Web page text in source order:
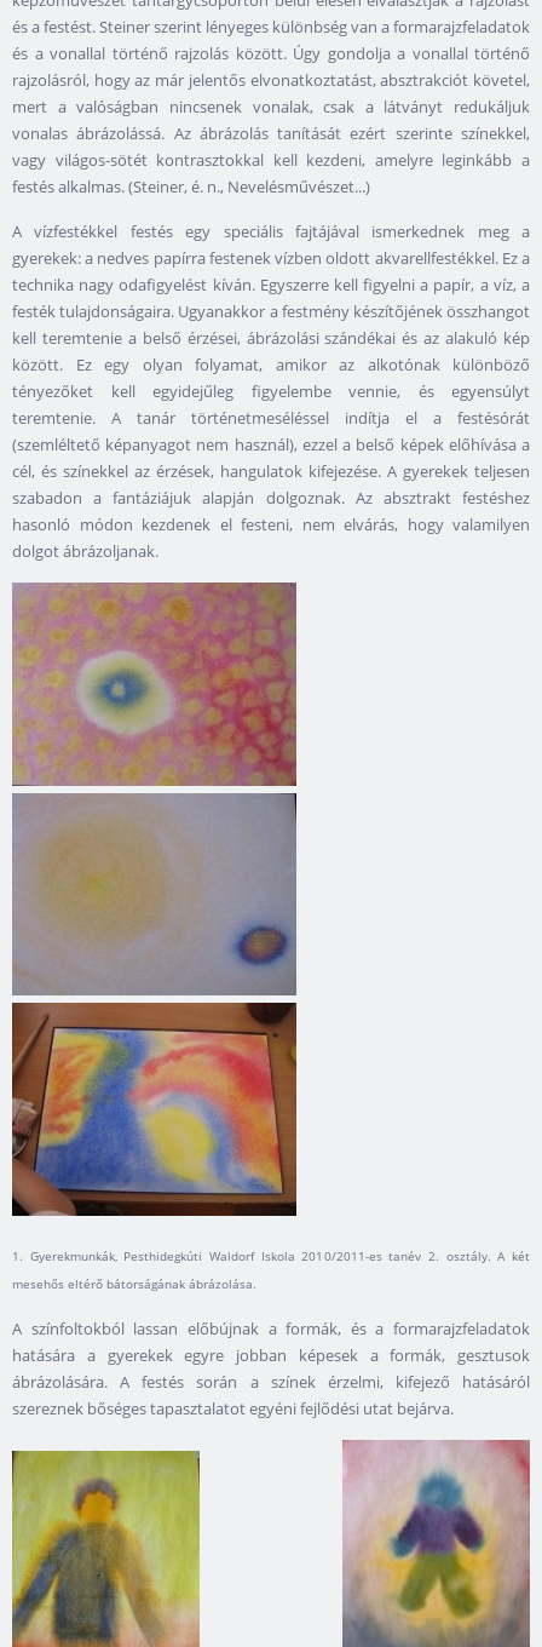
és a festést. Steiner szerint lényeges különbség van a formarajzfeladatok
és a vonallal történő rajzolás között. Úgy gondolja a vonallal történő
rajzolásról, hogy az már jelentős elvonatkoztatást, absztrakciót követel,
mert a valóságban nincsenek vonalak, csak a látványt redukáljuk
vonalas ábrázolássá. Az ábrázolás tanítását ezért szerinte színekkel,
vagy világos-sötét kontrasztokkal kell kezdeni, amelyre leginkább a
festés alkalmas. (Steiner, é. n., Nevelésművészet...)
A vízfestékkel festés egy speciális fajtájával ismerkednek meg a
gyerekek: a nedves papírra festenek vízben oldott akvarellfestékkel. Ez a
technika nagy odafigyelést kíván. Egyszerre kell figyelni a papír, a víz, a
festék tulajdonságaira. Ugyanakkor a festmény készítőjének összhangot
kell teremtenie a belső érzései, ábrázolási szándékai és az alakuló kép
között. Ez egy olyan folyamat, amikor az alkotónak különböző
tényezőket kell egyidejűleg figyelembe vennie, és egyensúlyt
teremtenie. A tanár történetmeséléssel indítja el a festésórát
(szemléltető képanyagot nem használ), ezzel a belső képek előhívása a
cél, és színekkel az érzések, hangulatok kifejezése. A gyerekek teljesen
szabadon a fantáziájuk alapján dolgoznak. Az absztrakt festéshez
hasonló módon kezdenek el festeni, nem elvárás, hogy valamilyen
dolgot ábrázoljanak.
1. Gyerekmunkák, Pesthidegkúti Waldorf Iskola 2010/2011-es tanév 2. osztály. A két
mesehős eltérő bátorságának ábrázolása.
A színfoltokból lassan előbújnak a formák, és a formarajzfeladatok
hatására a gyerekek egyre jobban képesek a formák, gesztusok
ábrázolására. A festés során a színek érzelmi, kifejező hatásáról
szereznek bőséges tapasztalatot egyéni fejlődési utat bejárva.